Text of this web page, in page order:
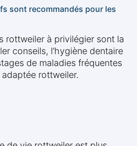
sont recommandés pour les
rottweiler à privilégier sont la
conseils, l’hygiène dentaire
de maladies fréquentes
rottweiler.